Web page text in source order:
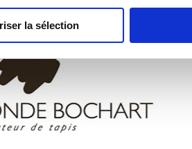
la sélection